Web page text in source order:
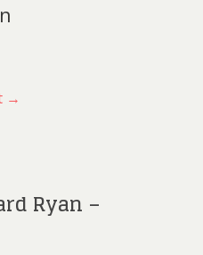
→
Ryan –